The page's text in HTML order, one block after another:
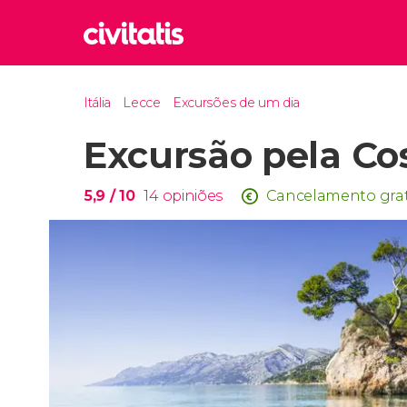
Reino
Turquia
Itália Lecce Excursões de um dia
Excursão pela
5,9 / 10 14 opiniões Cancelamento